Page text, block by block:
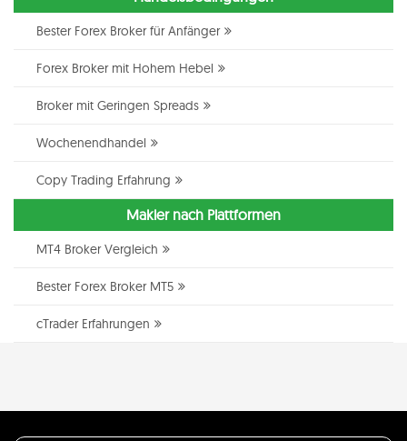
Bester Forex Broker für Anfänger
Forex Broker mit Hohem Hebel
Broker mit Geringen Spreads
Wochenendhandel
Copy Trading Erfahrung
Makler nach Plattformen
MT4 Broker Vergleich
Bester Forex Broker MT5
cTrader Erfahrungen